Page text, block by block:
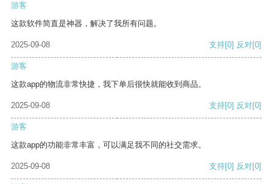
游客
这款软件简直是神器，解决了我所有问题。
2025-09-08 支持[0] 反对[0]
游客
这款app的物流非常快捷，我下单后很快就能收到商品。
2025-09-08 支持[0] 反对[0]
游客
这款app的功能非常丰富，可以满足我不同的社交需求。
2025-09-08 支持[0] 反对[0]